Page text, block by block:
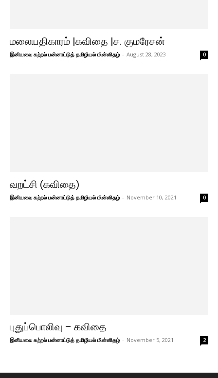
மலையதிகாரம் |கவிதை |ச. குமரேசன்
இனியவை கற்றல் பன்னாட்டுத் தமிழியல் மின்னிதழ் - August 28, 2023 0
வறட்சி (கவிதை)
இனியவை கற்றல் பன்னாட்டுத் தமிழியல் மின்னிதழ் - November 10, 2021 0
புதுப்பொலிவு – கவிதை
இனியவை கற்றல் பன்னாட்டுத் தமிழியல் மின்னிதழ் - November 5, 2021 2